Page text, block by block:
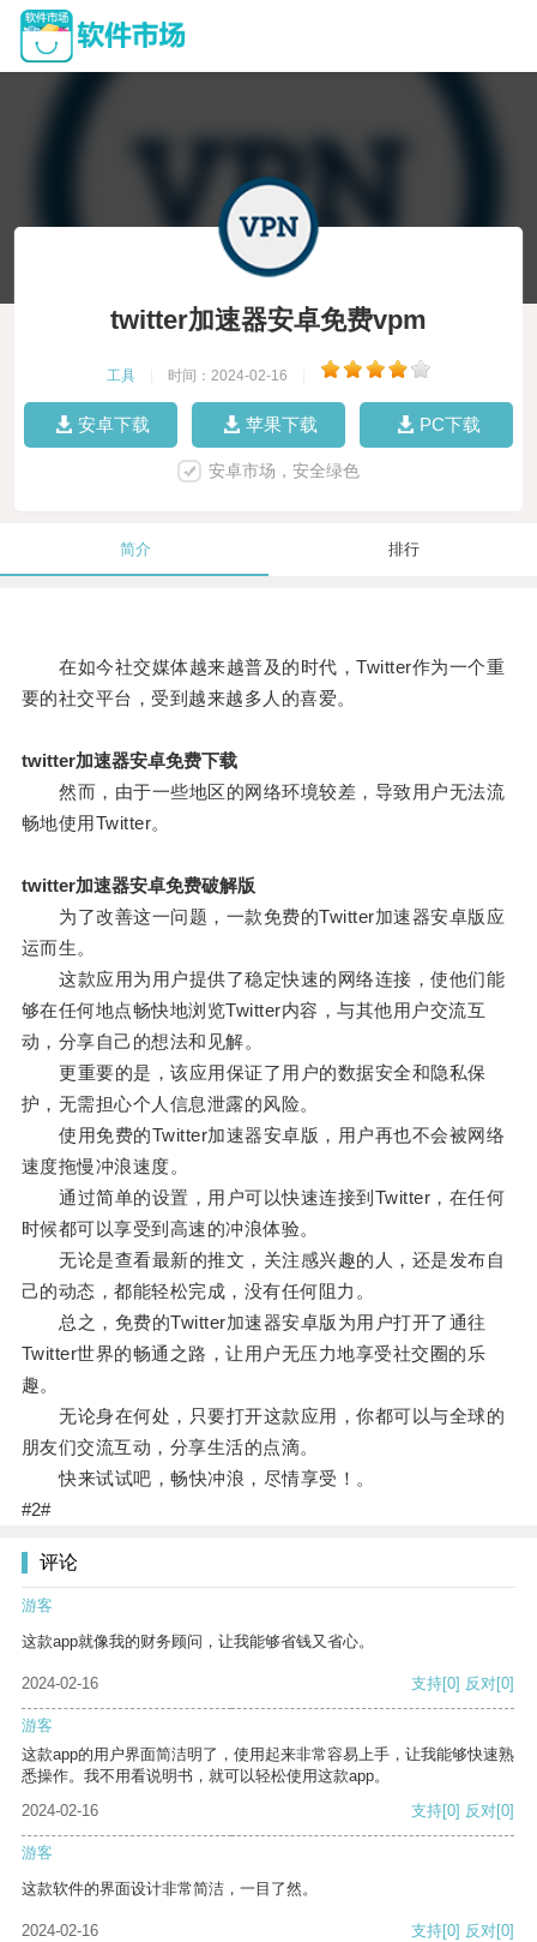
twitter加速器安卓免费vpm
工具 时间：2024-02-16
安卓下载 苹果下载 PC下载
安卓市场，安全绿色
简介 排行
在如今社交媒体越来越普及的时代，Twitter作为一个重
要的社交平台，受到越来越多人的喜爱。
twitter加速器安卓免费下载
然而，由于一些地区的网络环境较差，导致用户无法流
畅地使用Twitter。
twitter加速器安卓免费破解版
为了改善这一问题，一款免费的Twitter加速器安卓版应
运而生。
这款应用为用户提供了稳定快速的网络连接，使他们能
够在任何地点畅快地浏览Twitter内容，与其他用户交流互
动，分享自己的想法和见解。
更重要的是，该应用保证了用户的数据安全和隐私保
护，无需担心个人信息泄露的风险。
使用免费的Twitter加速器安卓版，用户再也不会被网络
速度拖慢冲浪速度。
通过简单的设置，用户可以快速连接到Twitter，在任何
时候都可以享受到高速的冲浪体验。
无论是查看最新的推文，关注感兴趣的人，还是发布自
己的动态，都能轻松完成，没有任何阻力。
总之，免费的Twitter加速器安卓版为用户打开了通往
Twitter世界的畅通之路，让用户无压力地享受社交圈的乐
趣。
无论身在何处，只要打开这款应用，你都可以与全球的
朋友们交流互动，分享生活的点滴。
快来试试吧，畅快冲浪，尽情享受！。
#2#
评论
游客
这款app就像我的财务顾问，让我能够省钱又省心。
2024-02-16 支持[0] 反对[0]
游客
这款app的用户界面简洁明了，使用起来非常容易上手，让我能够快速熟
悉操作。我不用看说明书，就可以轻松使用这款app。
2024-02-16
支持[0] 反对[0]
游客
这款软件的界面设计非常简洁，一目了然。
2024-02-16 支持[0] 反对[0]